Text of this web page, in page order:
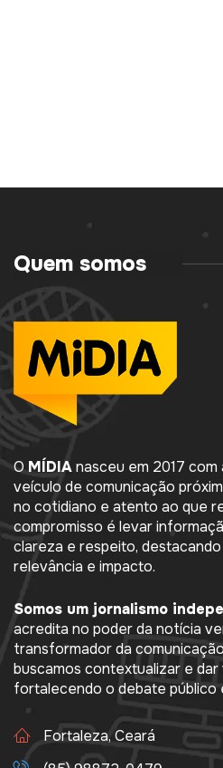
Quem somos
OMÍDIAnasceu em 2017
veículo de comunicação
no cotidiano e atento ao que
compromisso é levar
clareza e respeito,
relevância e impacto.
Somos um jornalismo
acredita no poder da notícia
transformador da
buscamos contextualizar e dar
fortalecendo o debate público
Fortaleza, Ceará